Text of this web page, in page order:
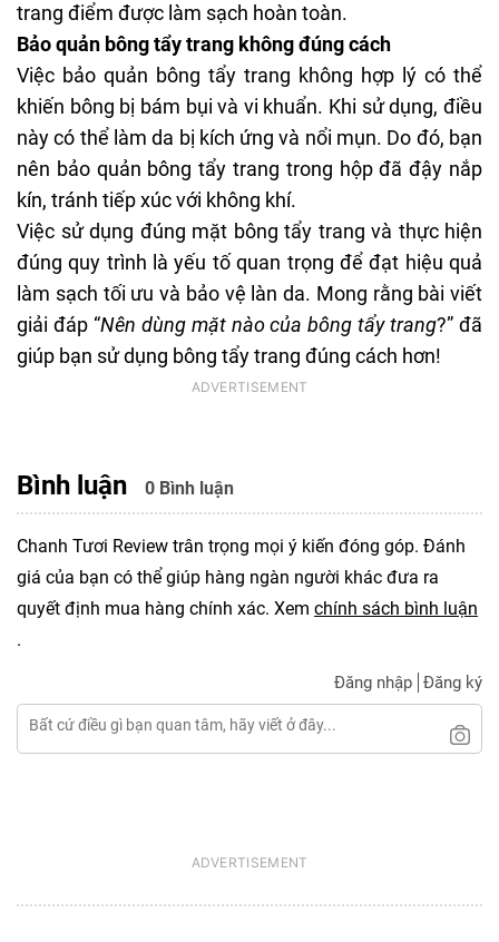
trang điểm được làm sạch hoàn toàn.
Bảo quản bông tẩy trang không đúng cách
Việc bảo quản bông tẩy trang không hợp lý có thể
khiến bông bị bám bụi và vi khuẩn. Khi sử dụng, điều
này có thể làm da bị kích ứng và nổi mụn. Do đó, bạn
nên bảo quản bông tẩy trang trong hộp đã đậy nắp
kín, tránh tiếp xúc với không khí.
Việc sử dụng đúng mặt bông tẩy trang và thực hiện
đúng quy trình là yếu tố quan trọng để đạt hiệu quả
làm sạch tối ưu và bảo vệ làn da. Mong rằng bài viết
giải đáp “Nên dùng mặt nào của bông tẩy trang?” đã
giúp bạn sử dụng bông tẩy trang đúng cách hơn!
Bình luận 0 Bình luận
Chanh Tươi Review trân trọng mọi ý kiến đóng góp. Đánh
giá của bạn có thể giúp hàng ngàn người khác đưa ra
quyết định mua hàng chính xác. Xem chính sách bình luận
.
Đăng nhập Đăng ký